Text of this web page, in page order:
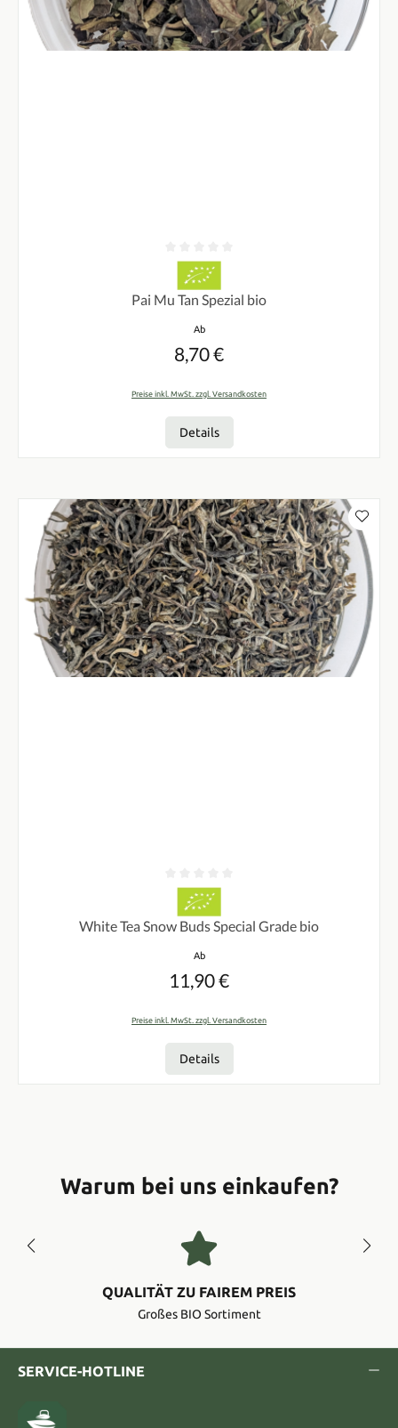
Durchschnittliche Bewertung von 0 von 5 Sternen
Pai Mu Tan Spezial bio
Regulärer Preis:
Ab
8,70 €
Preise inkl. MwSt. zzgl. Versandkosten
Details
Durchschnittliche Bewertung von 0 von 5 Sternen
White Tea Snow Buds Special Grade bio
Regulärer Preis:
Ab
11,90 €
Preise inkl. MwSt. zzgl. Versandkosten
Details
Warum bei uns einkaufen?
QUALITÄT ZU FAIREM PREIS
Großes BIO Sortiment
SERVICE-HOTLINE